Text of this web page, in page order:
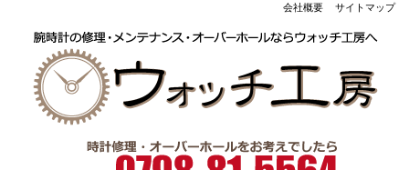
会社概要 サイトマップ